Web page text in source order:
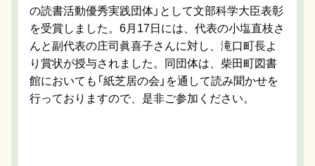
の読書活動優秀実践団体」として文部科学大臣表彰
を受賞しました。6月17日には、代表の小塩直枝さ
んと副代表の庄司眞喜子さんに対し、滝口町長よ
り賞状が授与されました。同団体は、柴田町図書
館においても「紙芝居の会」を通して読み聞かせを
行っておりますので、是非ご参加ください。